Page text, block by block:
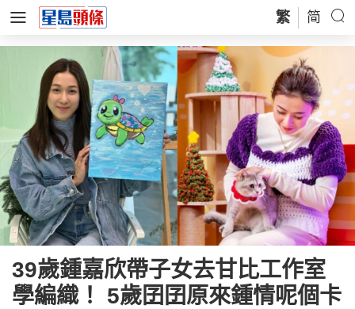
繁 简
39歲鍾嘉欣帶子女去甘比工作室
學編織！ 5歲囝囝原來鍾情呢個卡